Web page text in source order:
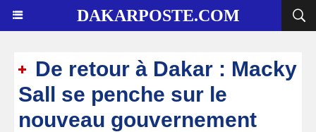
DAKARPOSTE.COM
De retour à Dakar : Macky
Sall se penche sur le
nouveau gouvernement